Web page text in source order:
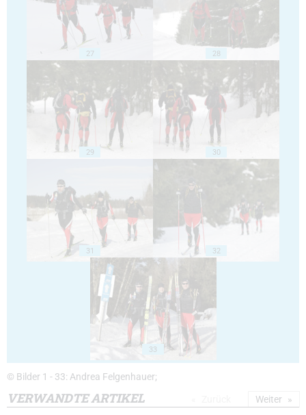
27 28
29 30
31 32
33
© Bilder 1 - 33: Andrea Felgenhauer;
VERWANDTE ARTIKEL Weiter